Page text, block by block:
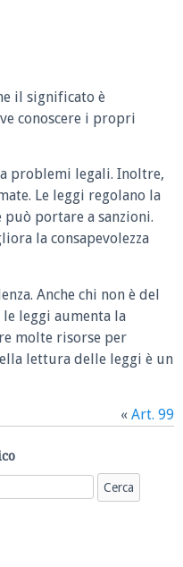
il significato è
conoscere i propri
problemi legali. Inoltre,
Le leggi regolano la
portare a sanzioni.
la consapevolezza
Anche chi non è del
leggi aumenta la
molte risorse per
lettura delle leggi è un
« Art. 99